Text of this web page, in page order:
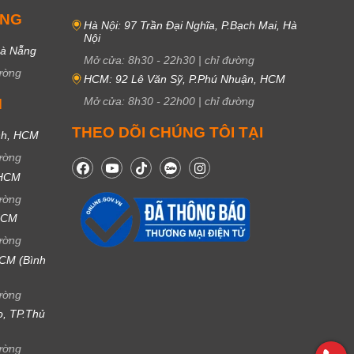
Nẵng
HCM
(Bình
TP.Thủ
Hà Nội: 97 Trần Đại Nghĩa, P.Bạch Mai, Hà
Nội
Mở cửa: 8h30 - 22h30 | chỉ đường
HCM: 92 Lê Văn Sỹ, P.Phú Nhuận, HCM
Mở cửa: 8h30 - 22h00 | chỉ đường
THEO DÕI CHÚNG TÔI TẠI